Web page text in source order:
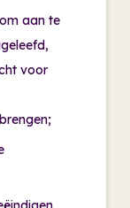
aan te
voor